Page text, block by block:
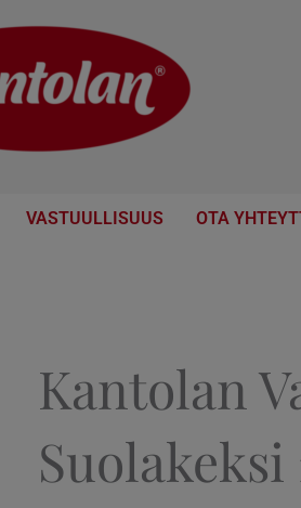
VASTUULLISUUS OTA
Kantolan